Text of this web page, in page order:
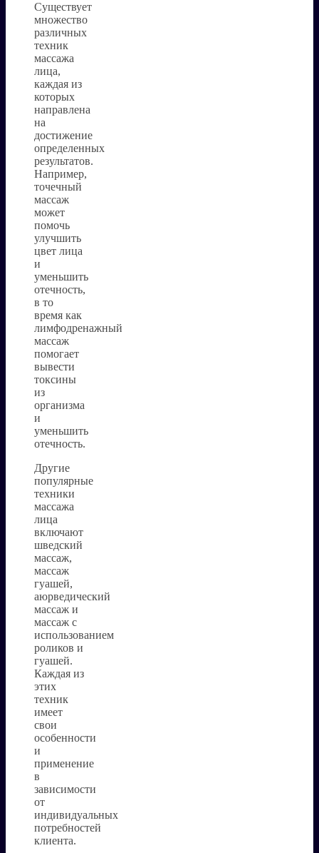
Существует
множество
различных
техник
массажа
лица,
каждая из
которых
направлена
на
достижение
определенных
результатов.
Например,
точечный
массаж
может
помочь
улучшить
цвет лица
и
уменьшить
отечность,
в то
время как
лимфодренажный
массаж
помогает
вывести
токсины
из
организма
и
уменьшить
отечность.
Другие
популярные
техники
массажа
лица
включают
шведский
массаж,
массаж
гуашей,
аюрведический
массаж и
массаж с
использованием
роликов и
гуашей.
Каждая из
этих
техник
имеет
свои
особенности
и
применение
в
зависимости
от
индивидуальных
потребностей
клиента.